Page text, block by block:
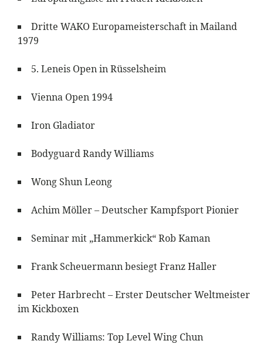
Dritte WAKO Europameisterschaft in Mailand
1979
5. Leneis Open in Rüsselsheim
Vienna Open 1994
Iron Gladiator
Bodyguard Randy Williams
Wong Shun Leong
Achim Möller – Deutscher Kampfsport Pionier
Seminar mit „Hammerkick“ Rob Kaman
Frank Scheuermann besiegt Franz Haller
Peter Harbrecht – Erster Deutscher Weltmeister
im Kickboxen
Randy Williams: Top Level Wing Chun